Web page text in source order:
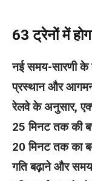
63 ट्रेनों में
नई समय-सारणी
प्रस्थान और
रेलवे के अनुसार,
25 मिनट तक की
20 मिनट तक का
गति बढ़ाने और